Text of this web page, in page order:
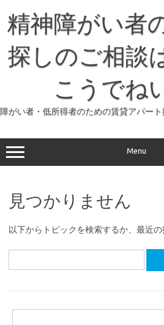
ン精神障がい者
探しのご相談
こうでね
障がい者・低所得者のための賃貸アパー
Menu
見つかりません
以下からトピックを検索するか、最近の
索: